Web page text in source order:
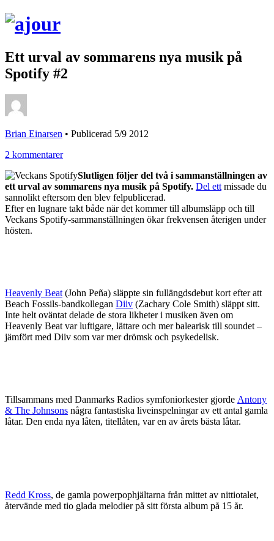
Ett urval av sommarens nya musik på
Spotify #2
Brian Einarsen • Publicerad 5/9 2012
2 kommentarer
Slutligen följer del två i sammanställningen av
ett urval av sommarens nya musik på Spotify. Del ett missade du
sannolikt eftersom den blev felpublicerad.
Efter en lugnare takt både när det kommer till albumsläpp och till
Veckans Spotify-sammanställningen ökar frekvensen återigen under
hösten.
Heavenly Beat (John Peña) släppte sin fullängdsdebut kort efter att
Beach Fossils-bandkollegan Diiv (Zachary Cole Smith) släppt sitt.
Inte helt oväntat delade de stora likheter i musiken även om
Heavenly Beat var luftigare, lättare och mer balearisk till soundet –
jämfört med Diiv som var mer drömsk och psykedelisk.
Tillsammans med Danmarks Radios symfoniorkester gjorde Antony
& The Johnsons några fantastiska liveinspelningar av ett antal gamla
låtar. Den enda nya låten, titellåten, var en av årets bästa låtar.
Redd Kross, de gamla powerpophjältarna från mittet av nittiotalet,
återvände med tio glada melodier på sitt första album på 15 år.